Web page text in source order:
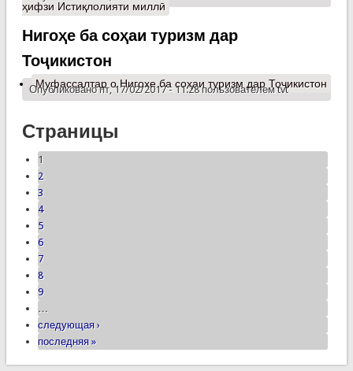
ҳифзи Истиқлолияти миллӣ
Нигоҳе ба соҳаи туризм дар
Тоҷикистон
Опубликовано пт, 17/02/2017 - 11:28 пользователемtvt
Муфассалтар о Нигоҳе ба соҳаи туризм дар Тоҷикистон
Страницы
1
2
3
4
5
6
7
8
9
…
следующая ›
последняя »